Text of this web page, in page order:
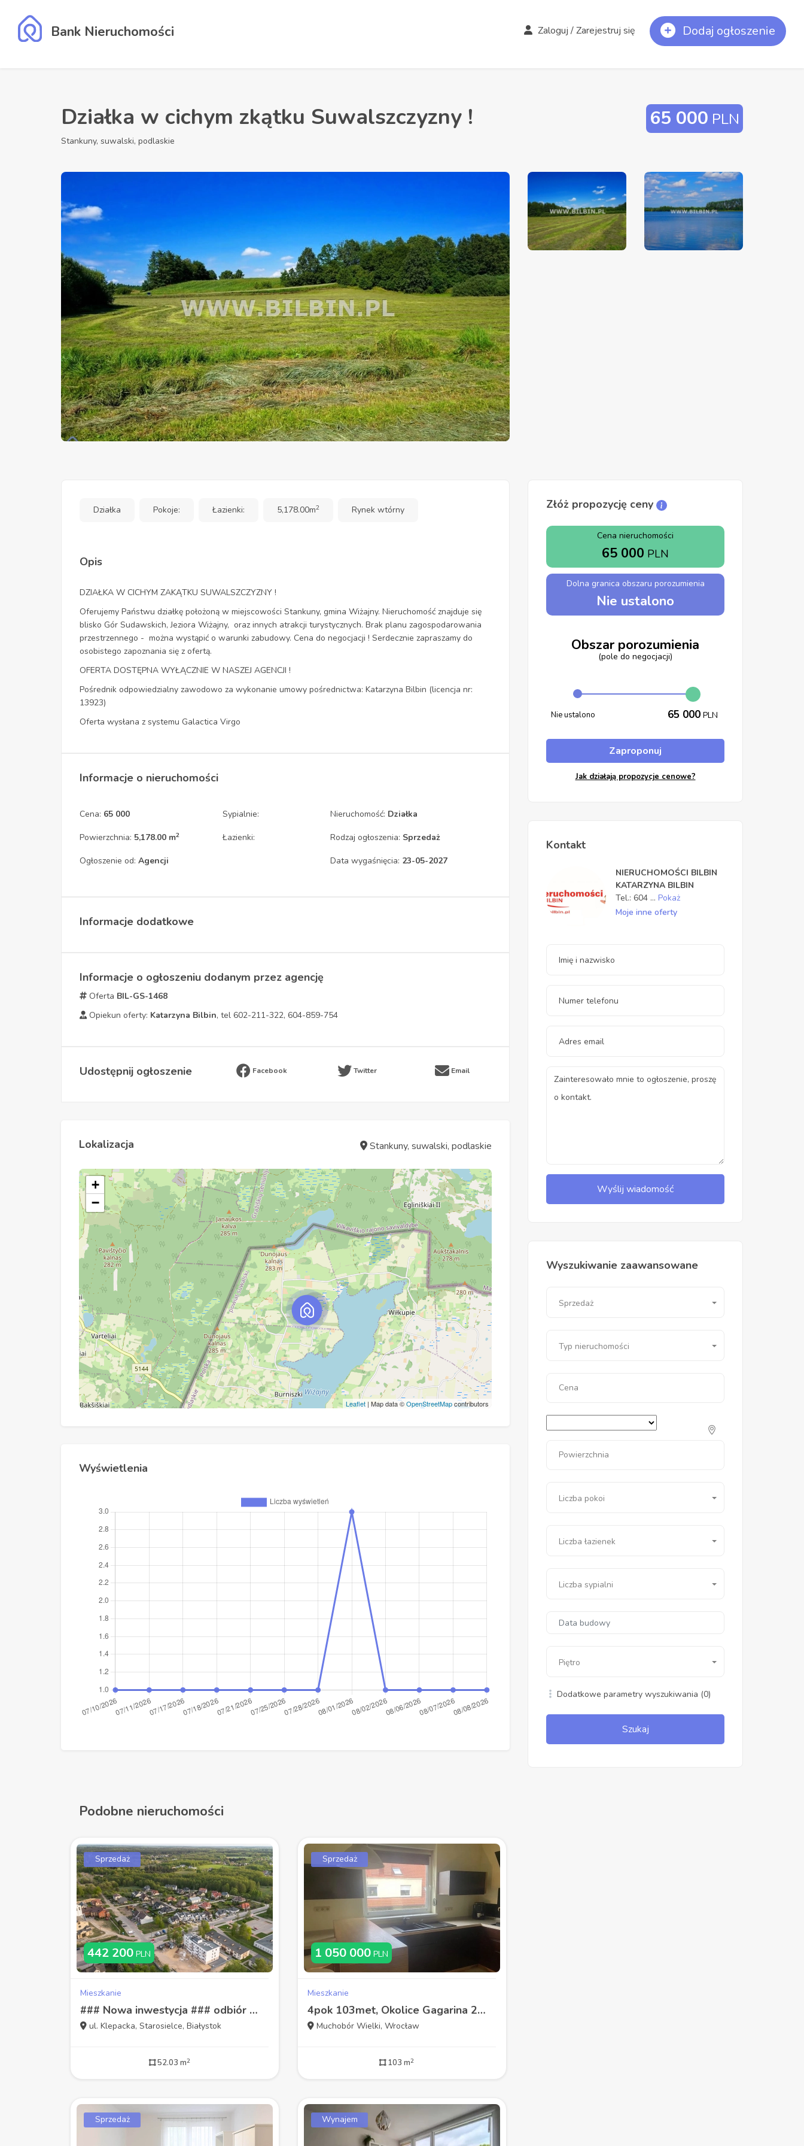
Bank Nieruchomości Zaloguj / Zarejestruj się Dodaj ogłoszenie
Działka w cichym zkątku Suwalszczyzny !
Stankuny, suwalski, podlaskie
65 000 PLN
Działka Pokoje: Łazienki: 5,178.00m2 Rynek wtórny
Opis
DZIAŁKA W CICHYM ZAKĄTKU SUWALSZCZYZNY !
Oferujemy Państwu działkę położoną w miejscowości Stankuny, gmina Wiżajny. Nieruchomość znajduje się
blisko Gór Sudawskich, Jeziora Wiżajny, oraz innych atrakcji turystycznych. Brak planu zagospodarowania
przestrzennego - można wystąpić o warunki zabudowy. Cena do negocjacji ! Serdecznie zapraszamy do
osobistego zapoznania się z ofertą.
OFERTA DOSTĘPNA WYŁĄCZNIE W NASZEJ AGENCJI !
Pośrednik odpowiedzialny zawodowo za wykonanie umowy pośrednictwa: Katarzyna Bilbin (licencja nr:
13923)
Oferta wysłana z systemu Galactica Virgo
Informacje o nieruchomości
Cena: 65 000
Powierzchnia: 5,178.00 m2
Ogłoszenie od: Agencji
Sypialnie:
Łazienki:
Nieruchomość: Działka
Rodzaj ogłoszenia: Sprzedaż
Data wygaśnięcia: 23-05-2027
Informacje dodatkowe
Informacje o ogłoszeniu dodanym przez agencję
Oferta BIL-GS-1468
Opiekun oferty: Katarzyna Bilbin, tel 602-211-322, 604-859-754
Udostępnij ogłoszenie Facebook Twitter Email
Lokalizacja Stankuny, suwalski, podlaskie
+
−
Leaflet | Map data ©OpenStreetMapcontributors
Wyświetlenia
Złóż propozycję ceny
Cena nieruchomości
65 000 PLN
Dolna granica obszaru porozumienia
Nie ustalono
Obszar porozumienia
(pole do negocjacji)
Nie ustalono 65 000 PLN
Zaproponuj
Jak działają propozycje cenowe?
Kontakt
NIERUCHOMOŚCI BILBIN
KATARZYNA BILBIN
Tel.: 604 ... Pokaż
Moje inne oferty
Wyślij wiadomość
Wyszukiwanie zaawansowane
Sprzedaż
Typ nieruchomości
Cena
Powierzchnia
Liczba pokoi
Liczba łazienek
Liczba sypialni
Piętro
Dodatkowe parametry wyszukiwania (0)
Szukaj
Podobne nieruchomości
Sprzedaż
442 200 PLN
Mieszkanie
### Nowa inwestycja ### odbiór kluczy 2025 rok ###
ul. Klepacka, Starosielce, Białystok
52.03 m2
Sprzedaż
1 050 000 PLN
Mieszkanie
4pok 103met, Okolice Gagarina 2 POZIOMY/BALKON/2MP (Wrocław)
Muchobór Wielki, Wrocław
103 m2
Sprzedaż Wynajem